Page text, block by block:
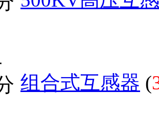
组合式互感器 (